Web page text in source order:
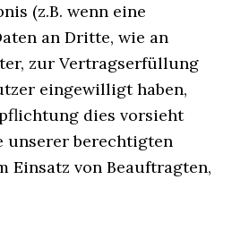
(z.B. wenn eine
an Dritte, wie an
zur Vertragserfüllung
eingewilligt haben,
dies vorsieht
unserer berechtigten
Einsatz von Beauftragten,